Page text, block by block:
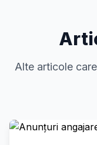
Alte articole